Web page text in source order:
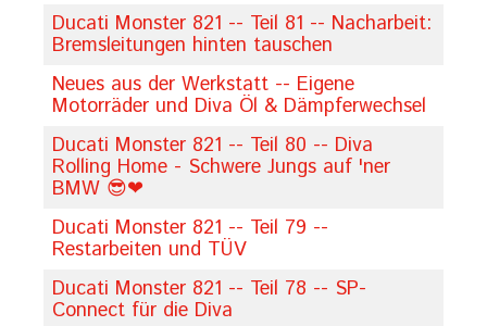
Ducati Monster 821 -- Teil 81 -- Nacharbeit:
Bremsleitungen hinten tauschen
Neues aus der Werkstatt -- Eigene
Motorräder und Diva Öl & Dämpferwechsel
Ducati Monster 821 -- Teil 80 -- Diva
Rolling Home - Schwere Jungs auf 'ner
BMW 😎❤
Ducati Monster 821 -- Teil 79 --
Restarbeiten und TÜV
Ducati Monster 821 -- Teil 78 -- SP-
Connect für die Diva